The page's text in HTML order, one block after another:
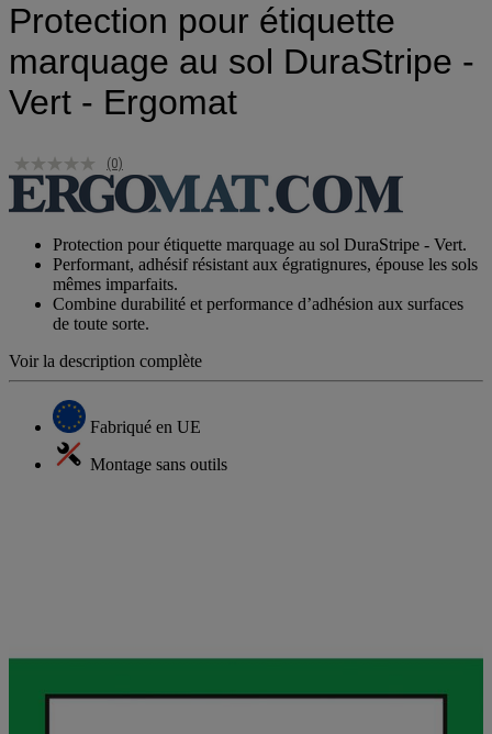
Protection pour étiquette
marquage au sol DuraStripe -
Vert - Ergomat
(0)
Protection pour étiquette marquage au sol DuraStripe - Vert.
Performant, adhésif résistant aux égratignures, épouse les sols
mêmes imparfaits.
Combine durabilité et performance d’adhésion aux surfaces
de toute sorte.
Voir la description complète
Fabriqué en UE
Montage sans outils